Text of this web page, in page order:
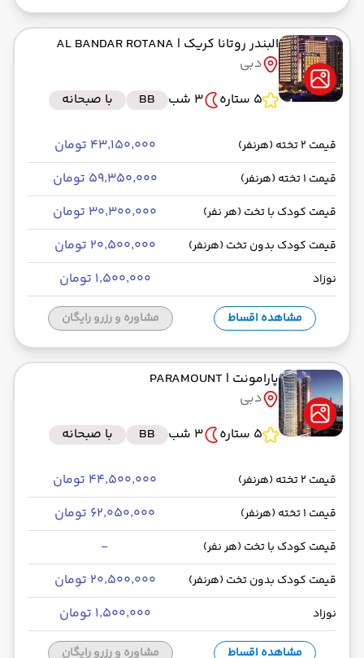
البندر روتانا کریک | AL BANDAR ROTANA
دبی
5 ستاره
3 شب BB با صبحانه
قیمت 2 تخته (هرنفر) ۴۳٬۱۵۰٬۰۰۰ تومان
قیمت 1 تخته (هرنفر) ۵۹٬۳۵۰٬۰۰۰ تومان
قیمت کودک با تخت (هر نفر) ۳۰٬۳۰۰٬۰۰۰ تومان
قیمت کودک بدون تخت (هرنفر) ۲۰٬۵۰۰٬۰۰۰ تومان
نوزاد ۱٬۵۰۰٬۰۰۰ تومان
مشاهده اقساط مشاوره و رزرو رایگان
پارامونت | PARAMOUNT
دبی
5 ستاره
3 شب BB با صبحانه
قیمت 2 تخته (هرنفر) ۴۴٬۵۰۰٬۰۰۰ تومان
قیمت 1 تخته (هرنفر) ۶۲٬۰۵۰٬۰۰۰ تومان
قیمت کودک با تخت (هر نفر) -
قیمت کودک بدون تخت (هرنفر) ۲۰٬۵۰۰٬۰۰۰ تومان
نوزاد ۱٬۵۰۰٬۰۰۰ تومان
مشاهده اقساط مشاوره و رزرو رایگان